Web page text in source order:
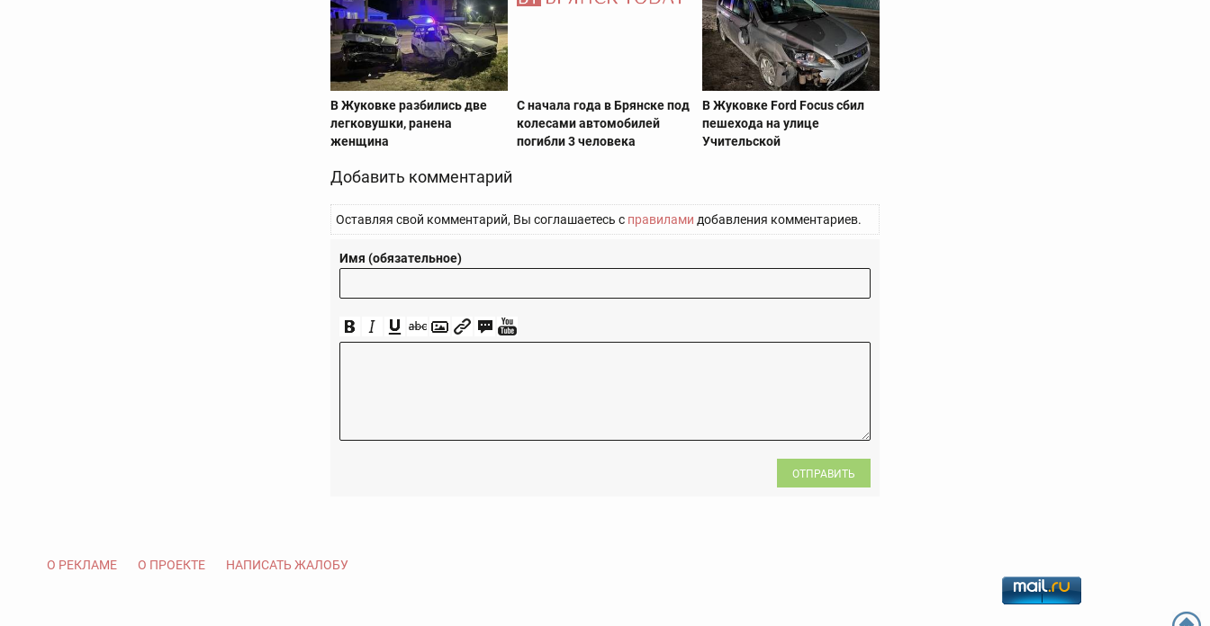
В Жуковке разбились две
легковушки, ранена
женщина
С начала года в Брянске под
колесами автомобилей
погибли 3 человека
В Жуковке Ford Focus сбил
пешехода на улице
Учительской
Добавить комментарий
Оставляя свой комментарий, Вы соглашаетесь с правилами добавления комментариев.
Имя (обязательное)
ОТПРАВИТЬ
О РЕКЛАМЕ О ПРОЕКТЕ НАПИСАТЬ ЖАЛОБУ